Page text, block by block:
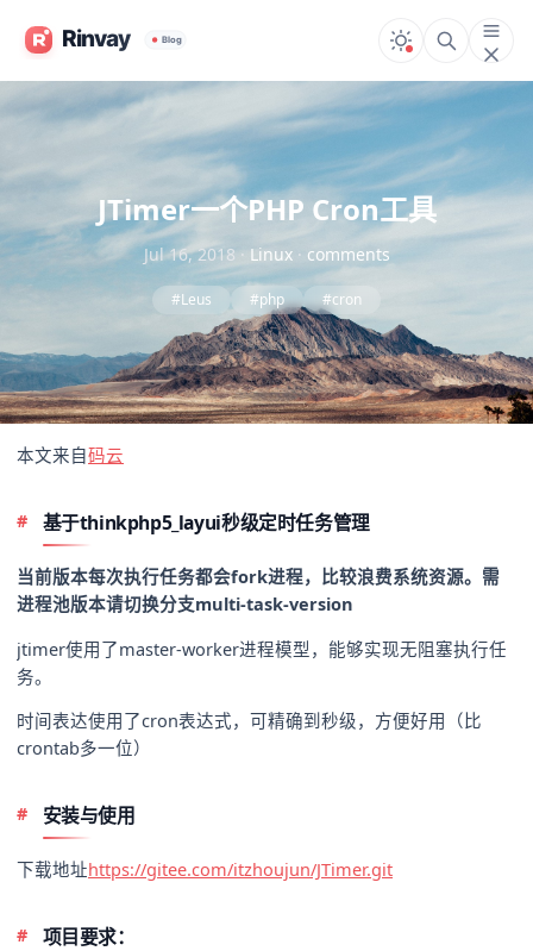
JTimer一个PHP Cron工具
Jul 16, 2018· Linux· comments
#Leus #php #cron
本文来自码云
基于thinkphp5_layui秒级定时任务管理
当前版本每次执行任务都会fork进程，比较浪费系统资源。需
进程池版本请切换分支multi-task-version
jtimer使用了master-worker进程模型，能够实现无阻塞执行任
务。
时间表达使用了cron表达式，可精确到秒级，方便好用（比
crontab多一位）
安装与使用
下载地址https://gitee.com/itzhoujun/JTimer.git
项目要求：